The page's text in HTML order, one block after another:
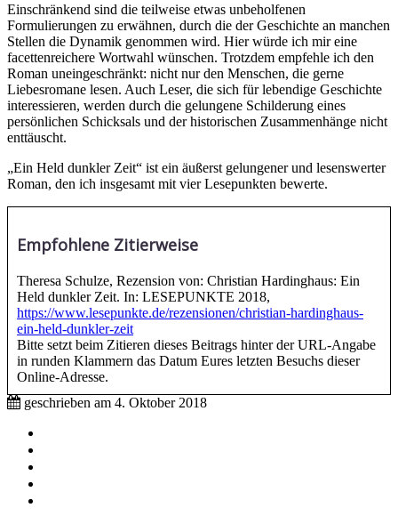
Einschränkend sind die teilweise etwas unbeholfenen
Formulierungen zu erwähnen, durch die der Geschichte an manchen
Stellen die Dynamik genommen wird. Hier würde ich mir eine
facettenreichere Wortwahl wünschen. Trotzdem empfehle ich den
Roman uneingeschränkt: nicht nur den Menschen, die gerne
Liebesromane lesen. Auch Leser, die sich für lebendige Geschichte
interessieren, werden durch die gelungene Schilderung eines
persönlichen Schicksals und der historischen Zusammenhänge nicht
enttäuscht.
„Ein Held dunkler Zeit“ ist ein äußerst gelungener und lesenswerter
Roman, den ich insgesamt mit vier Lesepunkten bewerte.
Empfohlene Zitierweise
Theresa Schulze, Rezension von: Christian Hardinghaus: Ein
Held dunkler Zeit. In: LESEPUNKTE 2018,
https://www.lesepunkte.de/rezensionen/christian-hardinghaus-
ein-held-dunkler-zeit
Bitte setzt beim Zitieren dieses Beitrags hinter der URL-Angabe
in runden Klammern das Datum Eures letzten Besuchs dieser
Online-Adresse.
geschrieben am 4. Oktober 2018